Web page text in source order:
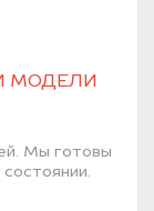
МОДЕЛИ
Мы готовы